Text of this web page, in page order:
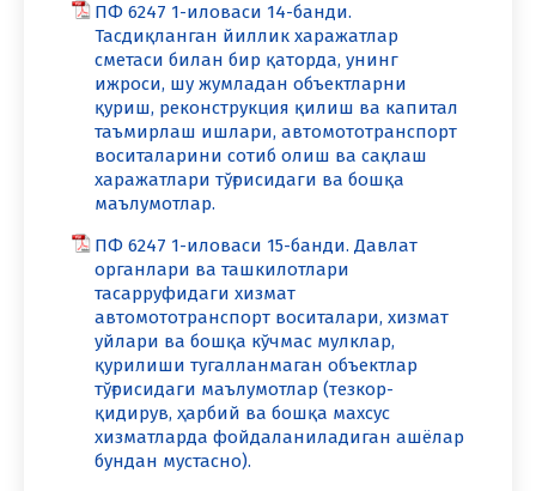
ПФ 6247 1-иловаси 14-банди.
Тасдиқланган йиллик харажатлар
сметаси билан бир қаторда, унинг
ижроси, шу жумладан объектларни
қуриш, реконструкция қилиш ва капитал
таъмирлаш ишлари, автомототранспорт
воситаларини сотиб олиш ва сақлаш
харажатлари тўғрисидаги ва бошқа
маълумотлар.
ПФ 6247 1-иловаси 15-банди. Давлат
органлари ва ташкилотлари
тасарруфидаги хизмат
автомототранспорт воситалари, хизмат
уйлари ва бошқа кўчмас мулклар,
қурилиши тугалланмаган объектлар
тўғрисидаги маълумотлар (тезкор-
қидирув, ҳарбий ва бошқа махсус
хизматларда фойдаланиладиган ашёлар
бундан мустасно).